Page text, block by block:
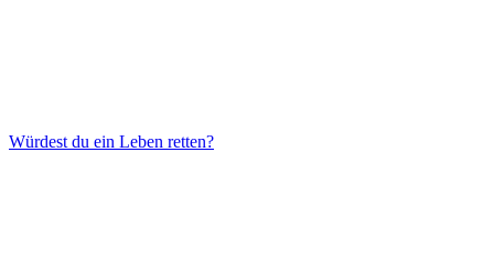
Würdest du ein Leben retten?